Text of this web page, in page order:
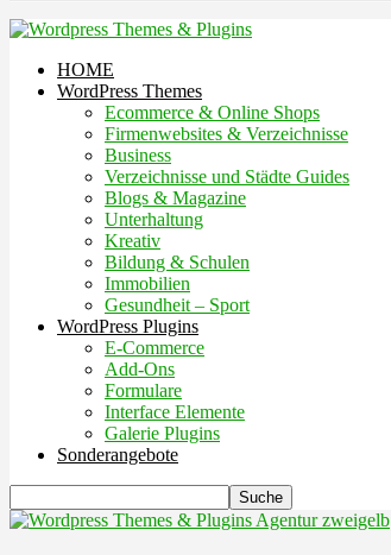
HOME
WordPress Themes
Ecommerce & Online Shops
Firmenwebsites & Verzeichnisse
Business
Verzeichnisse und Städte Guides
Blogs & Magazine
Unterhaltung
Kreativ
Bildung & Schulen
Immobilien
Gesundheit – Sport
WordPress Plugins
E-Commerce
Add-Ons
Formulare
Interface Elemente
Galerie Plugins
Sonderangebote
Agentur zweigelb